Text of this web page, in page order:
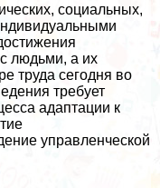
социальных,
людьми, а их
труда сегодня во
требует
адаптации к
управленческой